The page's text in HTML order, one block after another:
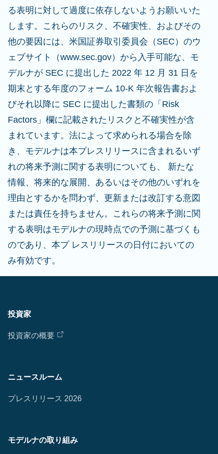
る表明に対して過度に依存しないようお願いいた
します。これらのリスク、不確実性、およびその
他の要因には、米国証券取引委員会（SEC）のウ
ェブサイト（www.sec.gov）から入手可能な、モ
デルナが SEC に提出した 2022 年 12 月 31 日を
期末とする年度のフォーム 10-K 年次報告書およ
びそれ以降に SEC に提出した書類の「Risk
Factors」欄に記載されたリスクと不確実性が含
まれています。法によって求められる場合を除
き、モデルナは本プレスリリースに含まれるいず
れの将来予測に関する表明についても、 新たな
情報、将来的な展開、あるいはその他のいずれを
理由とするかを問わず、更新または改訂する意図
または責任を持ちません。これらの将来予測に関
する表明はモデルナの現時点での予測に基づくも
のであり、本プ レスリリースの日付においての
み有効です。
投資家
投資家の概要
ニュースルーム
プレスリリース 2026
モデルナの取り組み